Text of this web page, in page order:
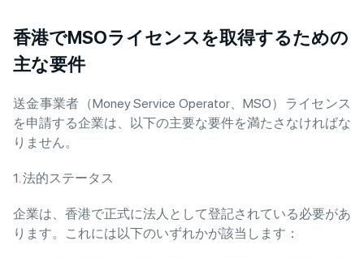
香港でMSOライセンスを取得するための
主な要件
送金事業者（Money Service Operator、MSO）ライセンス
を申請する企業は、以下の主要な要件を満たさなければな
りません。
1. 法的ステータス
企業は、香港で正式に法人として登記されている必要があ
ります。これには以下のいずれかが該当します：